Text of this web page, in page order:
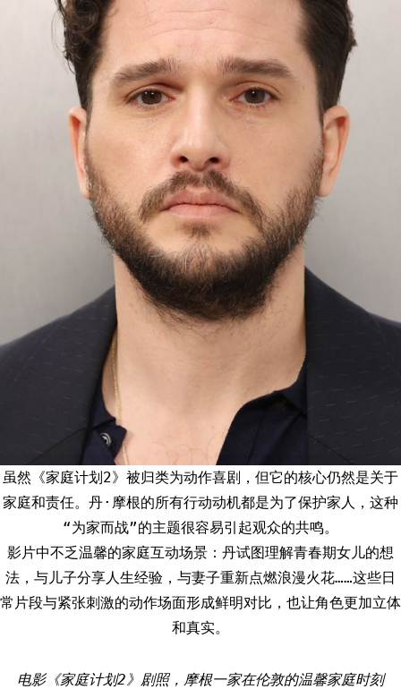
虽然《家庭计划2》被归类为动作喜剧，但它的核心仍然是关于
家庭和责任。丹·摩根的所有行动动机都是为了保护家人，这种
“为家而战”的主题很容易引起观众的共鸣。
影片中不乏温馨的家庭互动场景：丹试图理解青春期女儿的想
法，与儿子分享人生经验，与妻子重新点燃浪漫火花……这些日
常片段与紧张刺激的动作场面形成鲜明对比，也让角色更加立体
和真实。
电影《家庭计划2》剧照，摩根一家在伦敦的温馨家庭时刻